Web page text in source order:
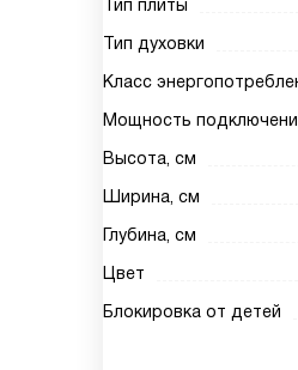
Тип плиты
Тип духовки
Класс
Мощность
Высота, см
Ширина, см
Глубина, см
Цвет
Блокировка от детей